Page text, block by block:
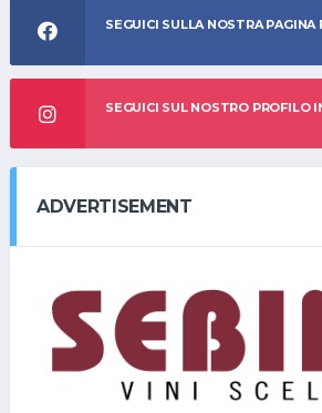
SEGUICI SULLA NOSTRA PAGINA
SEGUICI SUL NOSTRO PROFILO
ADVERTISEMENT